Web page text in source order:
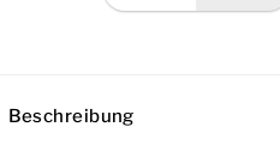
Beschreibung